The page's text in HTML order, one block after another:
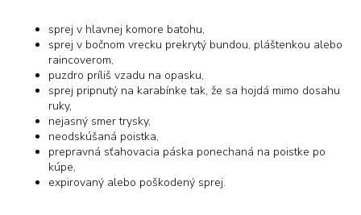
sprej v hlavnej komore batohu,
sprej v bočnom vrecku prekrytý bundou, pláštenkou alebo
raincoverom,
puzdro príliš vzadu na opasku,
sprej pripnutý na karabínke tak, že sa hojdá mimo dosahu
ruky,
nejasný smer trysky,
neodskúšaná poistka,
prepravná sťahovacia páska ponechaná na poistke po
kúpe,
expirovaný alebo poškodený sprej.